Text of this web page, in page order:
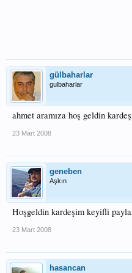
gülbaharlar
gulbaharlar
ahmet aramıza hoş geldin
23 Mart 2008
geneben
Aşkın
Hoşgeldin kardeşim keyifli
23 Mart 2008
hasancan